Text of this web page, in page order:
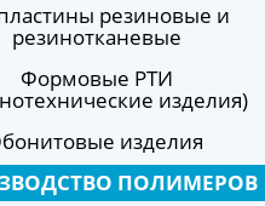
резиновые и
резинотканевые
Формовые РТИ
изделия)
изделия
ПОЛИМЕРОВ